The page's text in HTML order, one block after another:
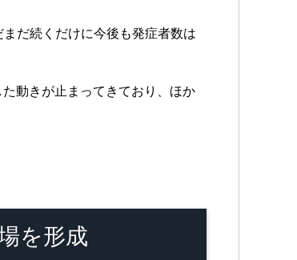
だ続くだけに今後も発症者数は
動きが止まってきており、ほか
を形成